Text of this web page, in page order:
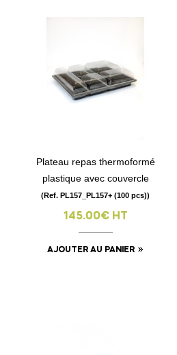
Plateau repas thermoformé
plastique avec couvercle
(Ref. PL157_PL157+ (100 pcs))
145.00€ HT
AJOUTER AU PANIER